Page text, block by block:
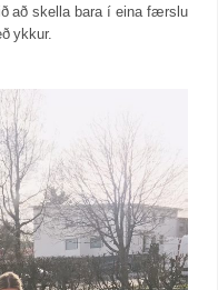
að skella bara í eina færslu
ykkur.